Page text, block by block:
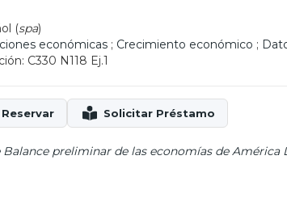
(spa)
económicas ; Crecimiento económico ;
C330 N118 Ej.1
Balance preliminar de las economías de América